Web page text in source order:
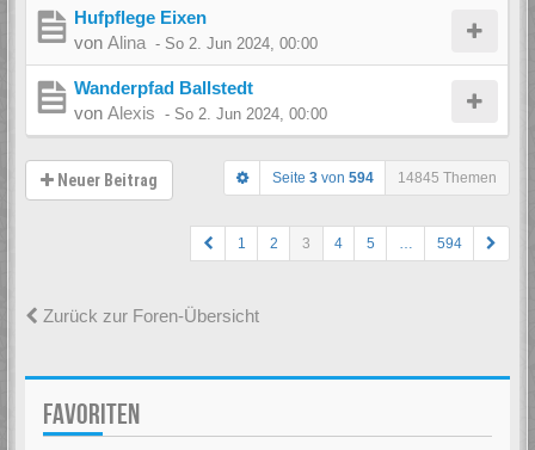
Hufpflege Eixen
von Alina - So 2. Jun 2024, 00:00
Wanderpfad Ballstedt
von Alexis - So 2. Jun 2024, 00:00
Neuer Beitrag Seite 3 von 594 14845 Themen
1 2 3 4 5 … 594
Zurück zur Foren-Übersicht
FAVORITEN